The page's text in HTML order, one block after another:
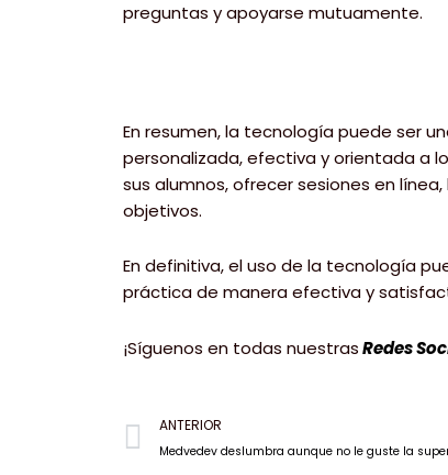
preguntas y apoyarse mutuamente.
En resumen, la tecnología puede ser
personalizada, efectiva y orientada a
sus alumnos, ofrecer sesiones en
objetivos.
En definitiva, el uso de la tecnología
práctica de manera efectiva y
¡Síguenos en todas nuestrasRedes
Prev
ANTERIOR
Medvedev deslumbra aunque no le guste la